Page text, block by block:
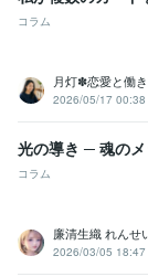
その他ツール
オラクルカード・
エネルギーワーク
得意分野
悩み相談・カウン
お悩み相談
心の
占い タロット・
コラム
月灯✽恋愛と働
2026/05/17 00:38
光の導き ─ 魂の
コラム
廉清生織 れんせ
2026/03/05 18:47